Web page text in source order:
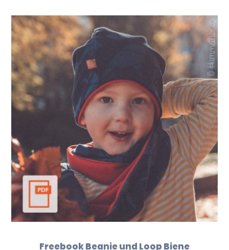
Freebook Beanie und Loop Biene